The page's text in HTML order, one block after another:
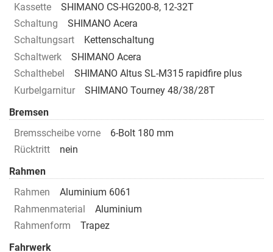
Kassette
SHIMANO CS-HG200-8, 12-32T
Schaltung
SHIMANO Acera
Schaltungsart
Kettenschaltung
Schaltwerk
SHIMANO Acera
Schalthebel
SHIMANO Altus SL-M315 rapidfire plus
Kurbelgarnitur
SHIMANO Tourney 48/38/28T
Bremsen
Bremsscheibe vorne
6-Bolt 180 mm
Rücktritt
nein
Rahmen
Rahmen
Aluminium 6061
Rahmenmaterial
Aluminium
Rahmenform
Trapez
Fahrwerk